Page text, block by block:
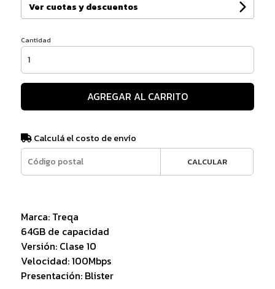
Ver cuotas y descuentos
Cantidad
AGREGAR AL CARRITO
Calculá el costo de envío
CALCULAR
Marca: Treqa
64GB de capacidad
Versión: Clase 10
Velocidad: 100Mbps
Presentación: Blister